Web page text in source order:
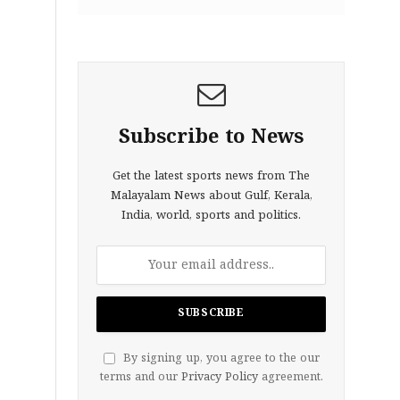
Subscribe to News
Get the latest sports news from The
Malayalam News about Gulf, Kerala,
India, world, sports and politics.
By signing up, you agree to the our
terms and our Privacy Policyagreement.